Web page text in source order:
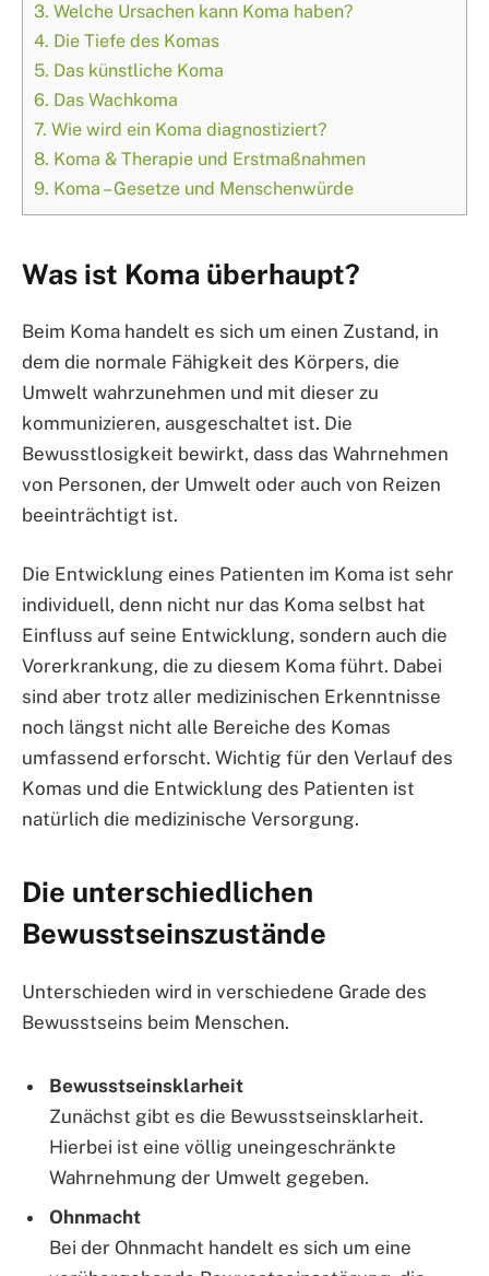
3. Welche Ursachen kann Koma haben?
4. Die Tiefe des Komas
5. Das künstliche Koma
6. Das Wachkoma
7. Wie wird ein Koma diagnostiziert?
8. Koma & Therapie und Erstmaßnahmen
9. Koma – Gesetze und Menschenwürde
Was ist Koma überhaupt?
Beim Koma handelt es sich um einen Zustand, in
dem die normale Fähigkeit des Körpers, die
Umwelt wahrzunehmen und mit dieser zu
kommunizieren, ausgeschaltet ist. Die
Bewusstlosigkeit bewirkt, dass das Wahrnehmen
von Personen, der Umwelt oder auch von Reizen
beeinträchtigt ist.
Die Entwicklung eines Patienten im Koma ist sehr
individuell, denn nicht nur das Koma selbst hat
Einfluss auf seine Entwicklung, sondern auch die
Vorerkrankung, die zu diesem Koma führt. Dabei
sind aber trotz aller medizinischen Erkenntnisse
noch längst nicht alle Bereiche des Komas
umfassend erforscht. Wichtig für den Verlauf des
Komas und die Entwicklung des Patienten ist
natürlich die medizinische Versorgung.
Die unterschiedlichen
Bewusstseinszustände
Unterschieden wird in verschiedene Grade des
Bewusstseins beim Menschen.
Bewusstseinsklarheit
Zunächst gibt es die Bewusstseinsklarheit.
Hierbei ist eine völlig uneingeschränkte
Wahrnehmung der Umwelt gegeben.
Ohnmacht
Bei der Ohnmacht handelt es sich um eine